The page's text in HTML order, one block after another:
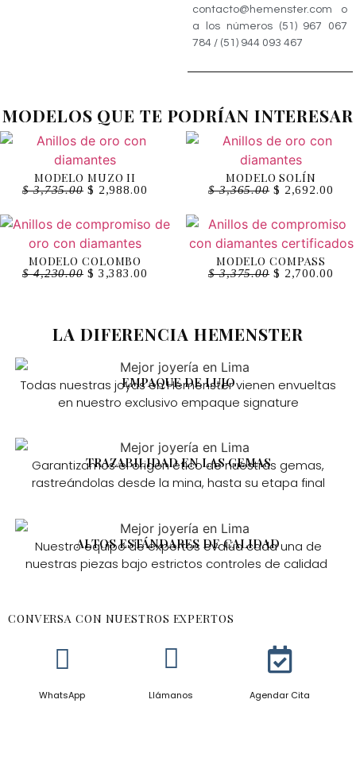
contacto@hemenster.com o
a los números (51) 967 067
784 / (51) 944 093 467
MODELOS QUE TE PODRÍAN INTERESAR
MODELO MUZO II
$3,735.00 $ 2,988.00
MODELO SOLÍN
$3,365.00 $ 2,692.00
MODELO COLOMBO
$4,230.00 $ 3,383.00
MODELO COMPASS
$3,375.00 $ 2,700.00
LA DIFERENCIA HEMENSTER
EMPAQUE DE LUJO
Todas nuestras joyas en Hemenster vienen envueltas
en nuestro exclusivo empaque signature
TRAZABILIDAD EN LAS GEMAS
Garantizamos el origen ético de nuestras gemas,
rastreándolas desde la mina, hasta su etapa final
ALTOS ESTÁNDARES DE CALIDAD
Nuestro equipo de expertos evalúa cada una de
nuestras piezas bajo estrictos controles de calidad
CONVERSA CON NUESTROS EXPERTOS
WhatsApp Llámanos Agendar Cita